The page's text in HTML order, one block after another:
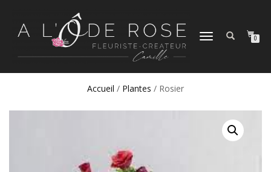
DÉPLIER
0
Accueil / Plantes / Rosier